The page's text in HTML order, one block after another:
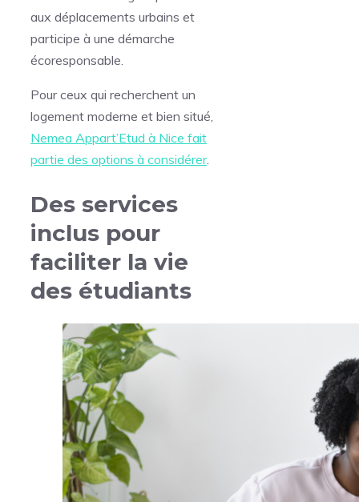
aux déplacements urbains et
participe à une démarche
écoresponsable.
Pour ceux qui recherchent un
logement moderne et bien situé,
Nemea Appart’Etud à Nice fait
partie des options à considérer.
Des services
inclus pour
faciliter la vie
des étudiants